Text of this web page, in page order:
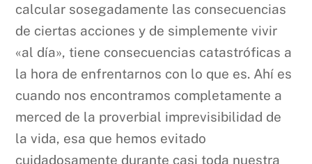
calcular sosegadamente las consecuencias
de ciertas acciones y de simplemente vivir
«al día», tiene consecuencias catastróficas a
la hora de enfrentarnos con lo que es. Ahí es
cuando nos encontramos completamente a
merced de la proverbial imprevisibilidad de
la vida, esa que hemos evitado
cuidadosamente durante casi toda nuestra